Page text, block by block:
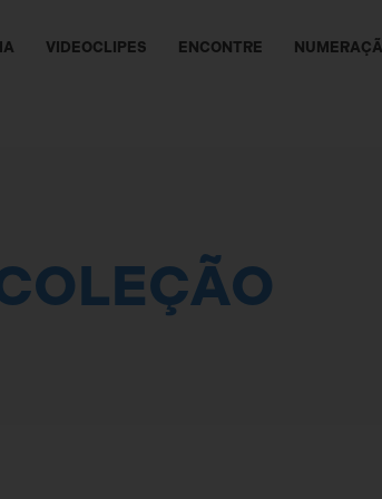
VIDEOCLIPES ENCONTRE